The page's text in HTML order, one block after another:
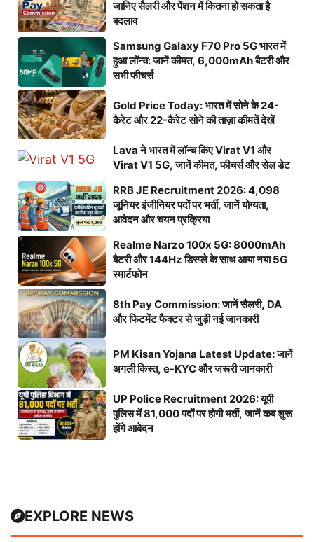
जानिए सैलरी और पेंशन में कितना हो सकता है
बदलाव
Samsung Galaxy F70 Pro 5G भारत में
हुआ लॉन्च: जानें कीमत, 6,000mAh बैटरी और
सभी फीचर्स
Gold Price Today: भारत में सोने के 24-
कैरेट और 22-कैरेट सोने की ताज़ा कीमतें देखें
Lava ने भारत में लॉन्च किए Virat V1 और
Virat V1 5G, जानें कीमत, फीचर्स और सेल डेट
RRB JE Recruitment 2026: 4,098
जूनियर इंजीनियर पदों पर भर्ती, जानें योग्यता,
आवेदन और चयन प्रक्रिया
Realme Narzo 100x 5G: 8000mAh
बैटरी और 144Hz डिस्प्ले के साथ आया नया 5G
स्मार्टफोन
8th Pay Commission: जानें सैलरी, DA
और फिटमेंट फैक्टर से जुड़ी नई जानकारी
PM Kisan Yojana Latest Update: जानें
अगली किस्त, e-KYC और जरूरी जानकारी
UP Police Recruitment 2026: यूपी
पुलिस में 81,000 पदों पर होगी भर्ती, जानें कब शुरू
होंगे आवेदन
EXPLORE NEWS